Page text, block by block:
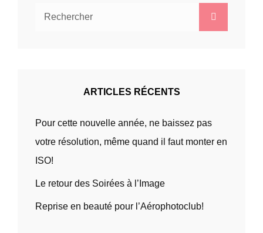
ARTICLES RÉCENTS
Pour cette nouvelle année, ne baissez pas
votre résolution, même quand il faut monter en
ISO!
Le retour des Soirées à l’Image
Reprise en beauté pour l’Aérophotoclub!